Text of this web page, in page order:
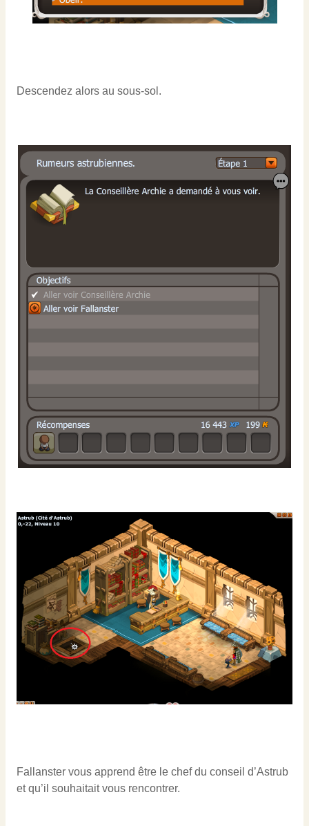
Descendez alors au sous-sol.
Fallanster vous apprend être le chef du conseil d’Astrub
et qu’il souhaitait vous rencontrer.